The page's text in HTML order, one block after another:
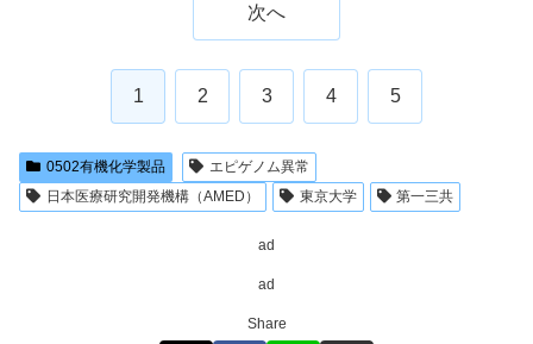
次へ
1 2 3 4 5
0502有機化学製品
エピゲノム異常
日本医療研究開発機構（AMED）
東京大学 第一三共
ad
ad
Share